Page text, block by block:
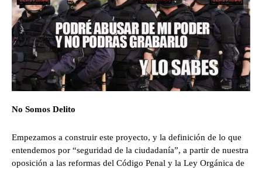
No Somos Delito
Empezamos a construir este proyecto, y la definición de lo que
entendemos por “seguridad de la ciudadanía”, a partir de nuestra
oposición a las reformas del Código Penal y la Ley Orgánica de